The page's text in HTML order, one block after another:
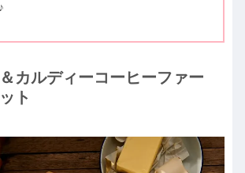
カルディーコーヒーファー
ト